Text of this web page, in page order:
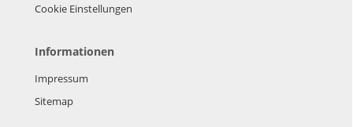
Cookie Einstellungen
Informationen
Impressum
Sitemap